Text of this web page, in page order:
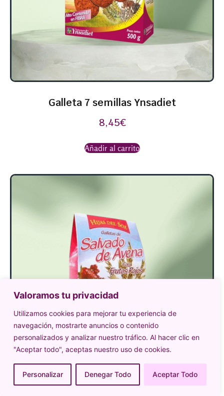
Valoramos tu privacidad
Utilizamos cookies para mejorar tu experiencia de
navegación, mostrarte anuncios o contenido
personalizados y analizar nuestro tráfico. Al hacer clic en
"Aceptar todo", aceptas nuestro uso de cookies.
Personalizar Denegar Todo Aceptar Todo
Galleta 7 semillas Ynsadiet
8,45€
Añadir al carrito